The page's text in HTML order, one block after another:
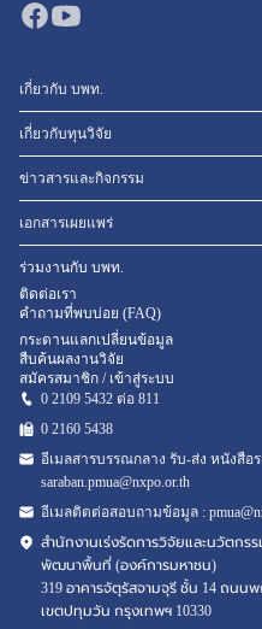
เกี่ยวกับ บพท.
เกี่ยวกับทุนวิจัย
ข่าวสารและกิจกรรม
เอกสารเผยแพร่
ร่วมงานกับ บพท.
ติดต่อเรา
คำถามที่พบบ่อย (FAQ)
กระดานแลกเปลี่ยนข้อมูล
สืบค้นผลงานวิจัย
สมัครสมาชิก / เข้าสู่ระบบ
0 2109 5432 ต่อ 811
0 2160 5438
อีเมลสารบรรณกลาง รับ-ส่ง หนังสือ
saraban.pmua@nxpo.or.th
อีเมลติดต่อสอบถามข้อมูล :
สำนักงานเร่งรัดการวิจัยและนวัตกร
พัฒนาพื้นที่ (องค์การมหาชน)
319 อาคารจัตุรัสจามจุรี ชั้น 14 ถน
เขตปทุมวัน กรุงเทพฯ 10330